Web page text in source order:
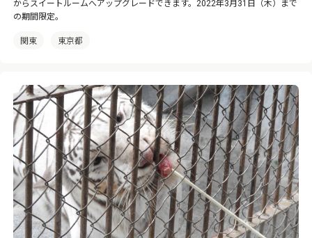
からスイートルームへアップグレードできます。2022年3月31日（木）まで
の期間限定。
関東 東京都